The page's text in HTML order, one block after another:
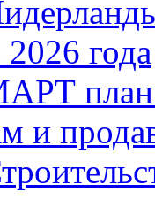
2026 года
и